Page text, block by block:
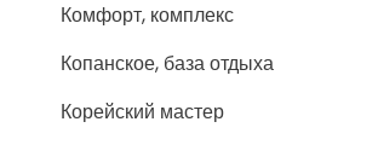
Комфорт, комплекс
Копанское, база отдыха
Корейский мастер